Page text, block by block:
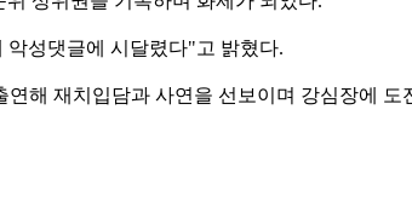
성댓글에 시달렸다"고 밝혔다.
해 재치입담과 사연을 선보이며 강심장에 도